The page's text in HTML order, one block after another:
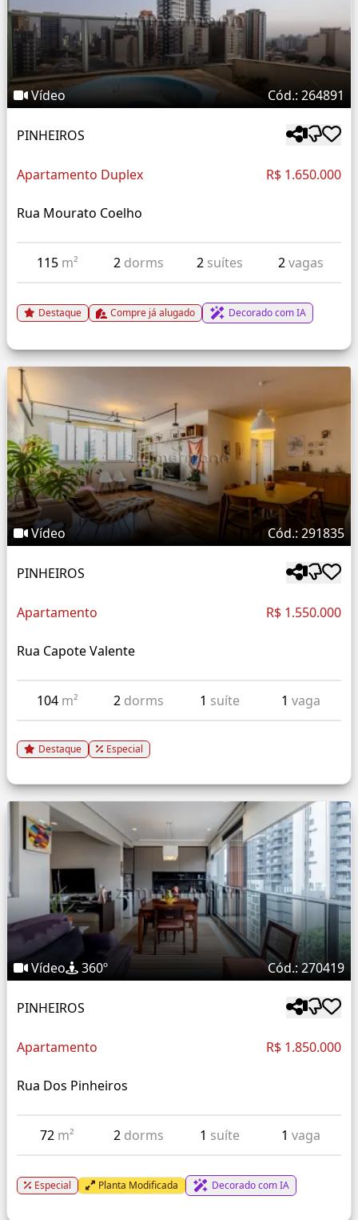
Vídeo Cód.: 264891
PINHEIROS
Apartamento Duplex R$ 1.650.000
Rua Mourato Coelho
115 m² 2 dorms 2 suítes 2vagas
Destaque Compre já alugado Decorado com IA
Vídeo Cód.: 291835
PINHEIROS
Apartamento R$ 1.550.000
Rua Capote Valente
104 m² 2 dorms 1 suíte 1 vaga
Destaque Especial
Vídeo 360º Cód.: 270419
PINHEIROS
Apartamento R$ 1.850.000
Rua Dos Pinheiros
72 m² 2 dorms 1 suíte 1 vaga
Especial Planta Modificada Decorado com IA